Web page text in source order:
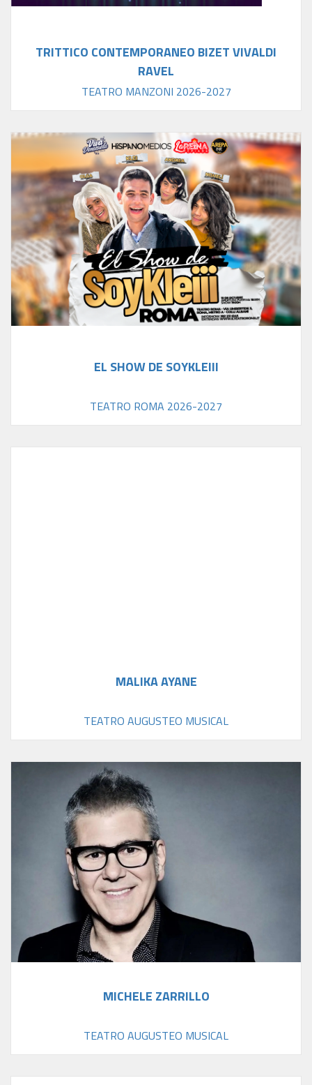
TRITTICO CONTEMPORANEO BIZET VIVALDI
RAVEL
TEATRO MANZONI 2026-2027
EL SHOW DE SOYKLEIII
TEATRO ROMA 2026-2027
MALIKA AYANE
TEATRO AUGUSTEO MUSICAL
MICHELE ZARRILLO
TEATRO AUGUSTEO MUSICAL